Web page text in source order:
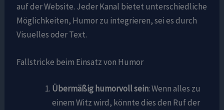
auf der Website. Jeder Kanal bietet unterschiedliche
Möglichkeiten, Humor zu integrieren, sei es durch
Visuelles oder Text.
Fallstricke beim Einsatz von Humor
Übermäßig humorvoll sein: Wenn alles zu
einem Witz wird, könnte dies den Ruf der